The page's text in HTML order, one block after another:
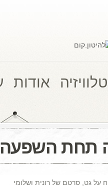
טלוויזיה אודות
תחת השפעה
על גט, סרטם של רונית ושלומי